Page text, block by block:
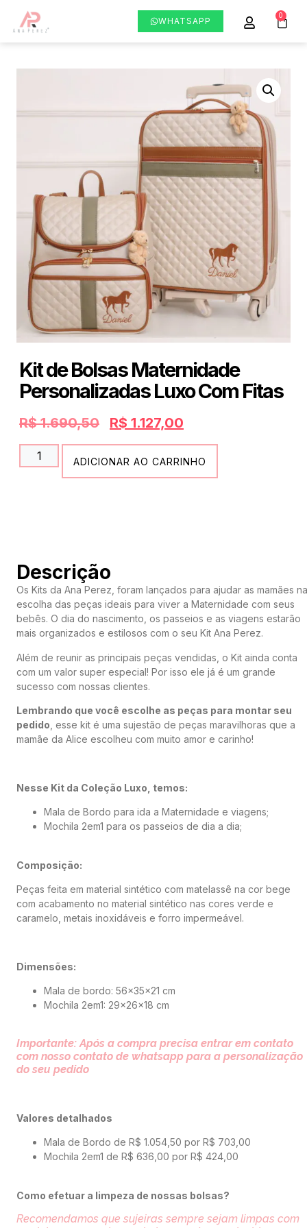
WHATSAPP
0
Kit de Bolsas Maternidade
Personalizadas Luxo Com Fitas
R$1.690,50 R$ 1.127,00
ADICIONAR AO CARRINHO
Descrição
Os Kits da Ana Perez, foram lançados para ajudar as mamães na
escolha das peças ideais para viver a Maternidade com seus
bebês. O dia do nascimento, os passeios e as viagens estarão
mais organizados e estilosos com o seu Kit Ana Perez.
Além de reunir as principais peças vendidas, o Kit ainda conta
com um valor super especial! Por isso ele já é um grande
sucesso com nossas clientes.
Lembrando que você escolhe as peças para montar seu
pedido , esse kit é uma sujestão de peças maravilhoras que a
mamãe da Alice escolheu com muito amor e carinho!
Nesse Kit da Coleção Luxo, temos:
Mala de Bordo para ida a Maternidade e viagens;
Mochila 2em1 para os passeios de dia a dia;
Composição:
Peças feita em material sintético com matelassê na cor bege
com acabamento no material sintético nas cores verde e
caramelo, metais inoxidáveis e forro impermeável.
Dimensões:
Mala de bordo: 56x35x21 cm
Mochila 2em1: 29x26x18 cm
Importante: Após a compra precisa entrar em contato
com nosso contato de whatsapp para a personalização
do seu pedido
Valores detalhados
Mala de Bordo de R$ 1.054,50 por R$ 703,00
Mochila 2em1 de R$ 636,00 por R$ 424,00
Como efetuar a limpeza de nossas bolsas?
Recomendamos que sujeiras sempre sejam limpas com